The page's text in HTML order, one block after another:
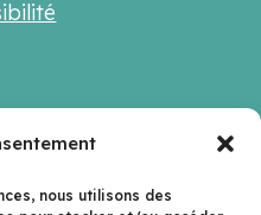
nous utilisons des
? Une